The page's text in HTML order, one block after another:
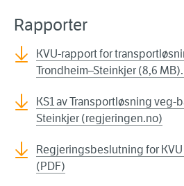
Rapporter
KVU-rapport for
Trondheim–Steinkjer (8,6
KS1 av Transportløsning veg-
Steinkjer (regjeringen.no)
Regjeringsbeslutning for
(PDF)